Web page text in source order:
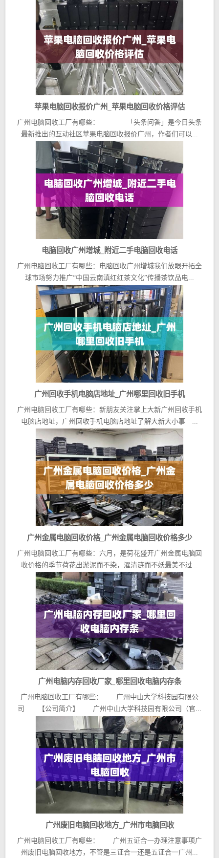
苹果电脑回收报价广州_苹果电脑回收价格评估
广州电脑回收工厂有哪些： 「头条问答」是今日头条
最新推出的互动社区苹果电脑回收报价广州，作者们可以...
电脑回收广州增城_附近二手电脑回收电话
广州电脑回收工厂有哪些：电脑回收广州增城我们放眼开拓全
球市场努力推广“中国云南滇红红茶文化”传播茶饮品电...
广州回收手机电脑店地址_广州哪里回收旧手机
广州电脑回收工厂有哪些：新朋友关注掌上大新广州回收手机
电脑店地址，广州回收手机电脑店地址了解大新大小事 ...
广州金属电脑回收价格_广州金属电脑回收价格多少
广州电脑回收工厂有哪些：六月，是荷花盛开广州金属电脑回
收价格的季节荷花出淤泥而不染，濯清涟而不妖最美不过...
广州电脑内存回收厂家_哪里回收电脑内存条
广州电脑回收工厂有哪些： 广州中山大学科技园有限公
司 【公司简介】 广州中山大学科技园有限公司（官...
广州废旧电脑回收地方_广州市电脑回收
广州电脑回收工厂有哪些： 广州五证合一办理注意事项广
州废旧电脑回收地方，不管是三证合一还是五证合一广州...